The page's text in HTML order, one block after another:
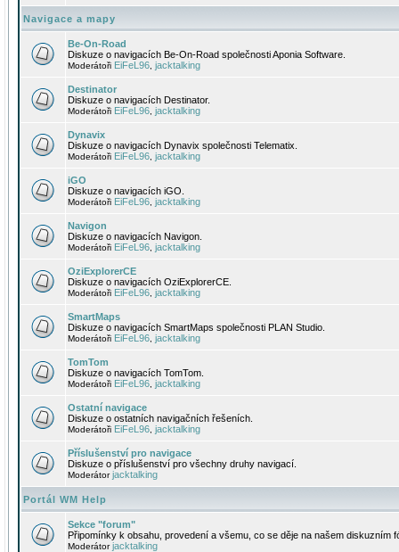
Navigace a mapy
Be-On-Road
Diskuze o navigacích Be-On-Road společnosti Aponia Software.
Moderátoři EiFeL96 jacktalking
Destinator
Diskuze o navigacích Destinator.
Moderátoři EiFeL96 jacktalking
Dynavix
Diskuze o navigacích Dynavix společnosti Telematix.
Moderátoři EiFeL96 jacktalking
iGO
Diskuze o navigacích iGO.
Moderátoři EiFeL96 jacktalking
Navigon
Diskuze o navigacích Navigon.
Moderátoři EiFeL96 jacktalking
OziExplorerCE
Diskuze o navigacích OziExplorerCE.
Moderátoři EiFeL96 jacktalking
SmartMaps
Diskuze o navigacích SmartMaps společnosti PLAN Studio.
Moderátoři EiFeL96 jacktalking
TomTom
Diskuze o navigacích TomTom.
Moderátoři EiFeL96 jacktalking
Ostatní navigace
Diskuze o ostatních navigačních řešeních.
Moderátoři EiFeL96 jacktalking
Příslušenství pro navigace
Diskuze o příslušenství pro všechny druhy navigací.
Moderátorjacktalking
Portál WM Help
Sekce "forum"
Připomínky k obsahu, provedení a všemu, co se děje na našem diskuzním
Moderátorjacktalking